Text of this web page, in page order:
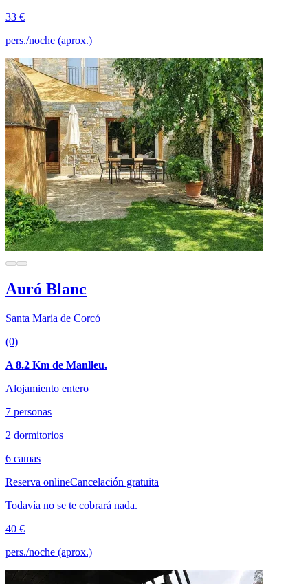
33 €
pers./noche (aprox.)
Auró Blanc
Santa Maria de Corcó
(0)
A 8.2 Km de Manlleu.
Alojamiento entero
7 personas
2 dormitorios
6 camas
Reserva onlineCancelación gratuita
Todavía no se te cobrará nada.
40 €
pers./noche (aprox.)